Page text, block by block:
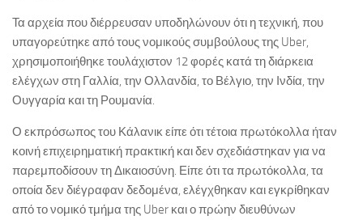
Τα αρχεία που διέρρευσαν υποδηλώνουν ότι η τεχνική, που
υπαγορεύτηκε από τους νομικούς συμβούλους της Uber,
χρησιμοποιήθηκε τουλάχιστον 12 φορές κατά τη διάρκεια
ελέγχων στη Γαλλία, την Ολλανδία, το Βέλγιο, την Ινδία, την
Ουγγαρία και τη Ρουμανία.
Ο εκπρόσωπος του Κάλανικ είπε ότι τέτοια πρωτόκολλα ήταν
κοινή επιχειρηματική πρακτική και δεν σχεδιάστηκαν για να
παρεμποδίσουν τη Δικαιοσύνη. Είπε ότι τα πρωτόκολλα, τα
οποία δεν διέγραφαν δεδομένα, ελέγχθηκαν και εγκρίθηκαν
από το νομικό τμήμα της Uber και ο πρώην διευθύνων